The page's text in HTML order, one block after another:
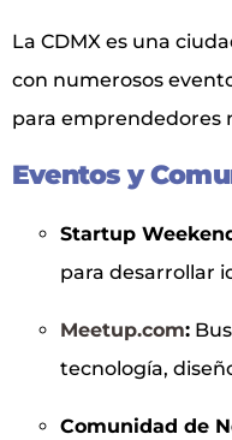
La CDMX es una
con numerosos
para emprendedores
Eventos y
Startup
para desarrollar
Meetup.com:
tecnología,
Comunidad de